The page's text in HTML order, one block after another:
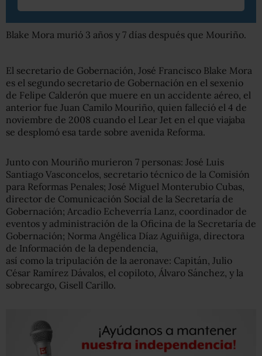
Blake Mora murió 3 años y 7 días después que Mouriño.
El secretario de Gobernación, José Francisco Blake Mora
es el segundo secretario de Gobernación en el sexenio
de Felipe Calderón que muere en un accidente aéreo, el
anterior fue Juan Camilo Mouriño, quien falleció el 4 de
noviembre de 2008 cuando el Lear Jet en el que viajaba
se desplomó esa tarde sobre avenida Reforma.
Junto con Mouriño murieron 7 personas: José Luis
Santiago Vasconcelos, secretario técnico de la Comisión
para Reformas Penales; José Miguel Monterubio Cubas,
director de Comunicación Social de la Secretaría de
Gobernación; Arcadio Echeverría Lanz, coordinador de
eventos y administración de la Oficina de la Secretaría de
Gobernación; Norma Angélica Díaz Aguiñiga, directora
de Información de la dependencia,
así como la tripulación de la aeronave: Capitán, Julio
César Ramírez Dávalos, el copiloto, Álvaro Sánchez, y la
sobrecargo, Gisell Carillo.